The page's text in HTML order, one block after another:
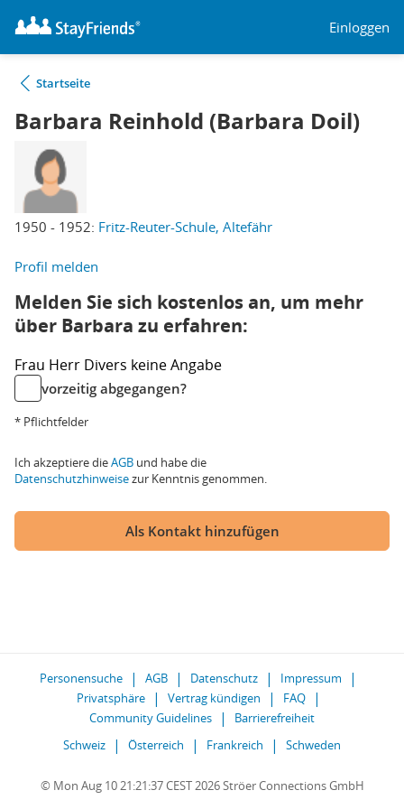
Einloggen
Startseite
Barbara Reinhold (Barbara Doil)
1950 - 1952: Fritz-Reuter-Schule, Altefähr
Profil melden
Melden Sie sich kostenlos an, um mehr
über Barbara zu erfahren:
Frau Herr Divers keine Angabe
vorzeitig abgegangen?
* Pflichtfelder
Ich akzeptiere dieAGB und habe die
Datenschutzhinweisezur Kenntnis genommen.
Als Kontakt hinzufügen
Personensuche AGB Datenschutz
Impressum
Privatsphäre
Vertrag kündigen
FAQ
Community Guidelines
Barrierefreiheit
Schweiz
Österreich Frankreich Schweden
© Mon Aug 10 21:21:37 CEST 2026 Ströer Connections GmbH